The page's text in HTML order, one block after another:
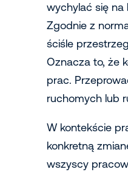
wychylać się na
Zgodnie z
ściśle
Oznacza to, że
prac.
ruchomych lub
W kontekście
konkretną
wszyscy